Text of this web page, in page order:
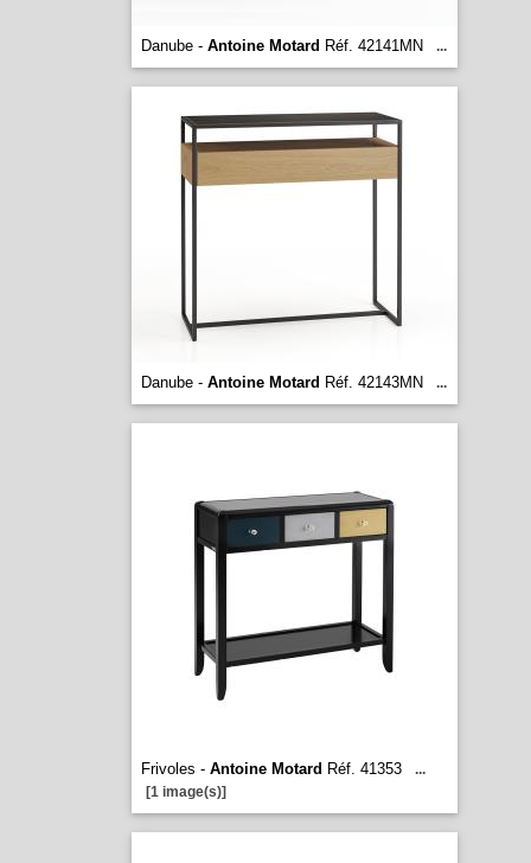
Danube - Antoine Motard Réf. 42141MN ...
Danube - Antoine Motard Réf. 42143MN ...
Frivoles - Antoine Motard Réf. 41353
...
[1 image(s)]